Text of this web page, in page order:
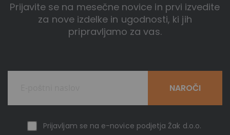
Prijavite se na mesečne novice in prvi izvedite
za nove izdelke in ugodnosti, ki jih
pripravljamo za vas.
Prijavljam se na e-novice podjetja Žak d.o.o.
NAROČI